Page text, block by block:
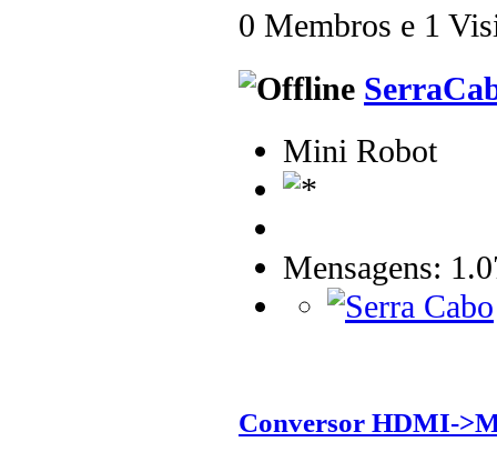
0 Membros e 1
Mini Robot
Mensagens:
Conversor HDMI-